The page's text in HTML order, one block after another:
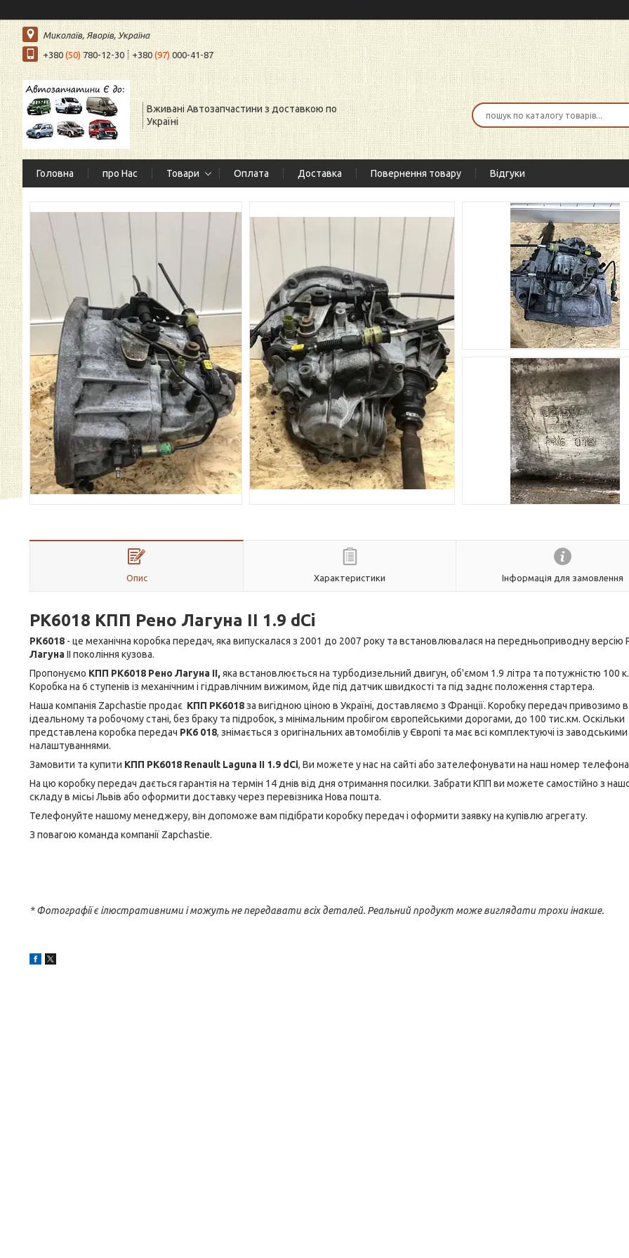
Миколаїв, Яворів, Україна
+380 (50)780-12-30 +380(97)000-41-87
Вживані Автозапчастини з доставкою по
Україні
Головна про Нас Товари Оплата Доставка Повернення товару Відгуки
Опис Характеристики Інформація для замовлення
PK6018 КПП Рено Лагуна II 1.9 dCi
PK6018 - це механічна коробка передач, яка випускалася з 2001 до 2007 року та встановлювалася на передньоприводну версію
ЛагунаII покоління кузова.
Пропонуємо КПП PK6018 Рено Лагуна II, яка встановлюється на турбодизельний двигун, об'ємом 1.9 літра та потужністю 100
Коробка на 6 ступенів із механічним і гідравлічним вижимом, йде під датчик швидкості та під заднє положення стартера.
Наша компанія Zapchastie продає КПП PK6018за вигідною ціною в Україні, доставляємо з Франції. Коробку передач привозимо в
ідеальному та робочому стані, без браку та підробок, з мінімальним пробігом європейськими дорогами, до 100 тис.км. Оскільки
представлена коробка передач PK6 018, знімається з оригінальних автомобілів у Європі та має всі комплектуючі із заводськими
налаштуваннями.
Замовити та купити КПП PK6018 Renault Laguna II 1.9 dCi, Ви можете у нас на сайті або зателефонувати на наш номер
На цю коробку передач дається гарантія на термін 14 днів від дня отримання посилки. Забрати КПП ви можете самостійно з
складу в місьі Львів або оформити доставку через перевізника Нова пошта.
Телефонуйте нашому менеджеру, він допоможе вам підібрати коробку передач і оформити заявку на купівлю агрегату.
З повагою команда компанії Zapchastie.
* Фотографії є ілюстративними і можуть не передавати всіх деталей. Реальний продукт може виглядати трохи інакше.